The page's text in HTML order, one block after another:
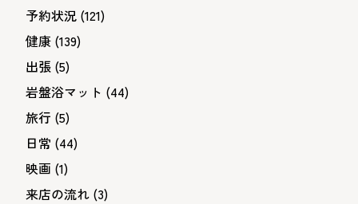
予約状況 (121)
健康 (139)
出張 (5)
岩盤浴マット (44)
旅行 (5)
日常 (44)
映画 (1)
来店の流れ (3)